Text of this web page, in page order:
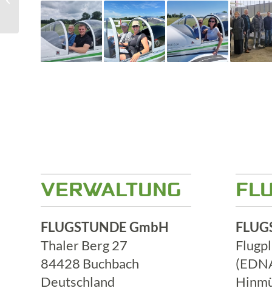
VERWALTUNG
FLUGSTUNDE GmbH
Thaler Berg 27
84428 Buchbach
Deutschland
Venedig